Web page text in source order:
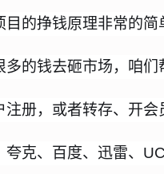
目的挣钱原理非常的
多的钱去砸市场，咱
注册，或者转存、开
夸克、百度、迅雷、